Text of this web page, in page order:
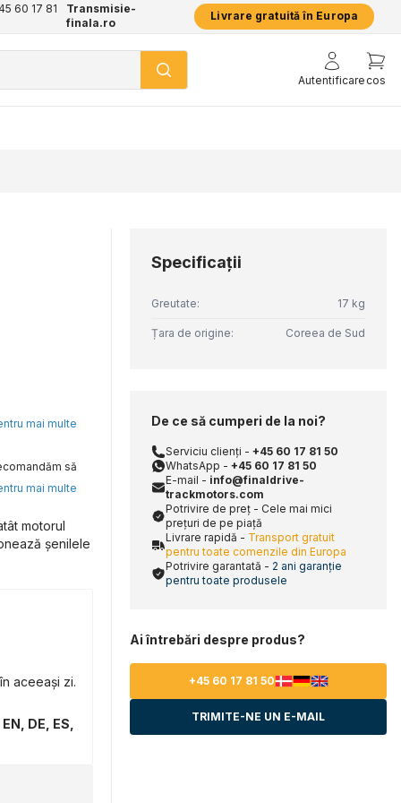
60 17 81
Transmisie-
finala.ro
Livrare gratuită în Europa
Autentificare cos
mai multe
să
mai multe
motorul
șenilele
aceeași zi.
DE, ES,
Specificaţii
Greutate: 17 kg
Țara de origine: Coreea de Sud
De ce să cumperi de la noi?
Serviciu clienți - +45 60 17 81 50
WhatsApp - +45 60 17 81 50
E-mail - info@finaldrive-
trackmotors.com
Potrivire de preț - Cele mai mici
prețuri de pe piață
Livrare rapidă - Transport gratuit
pentru toate comenzile din Europa
Potrivire garantată - 2 ani garanție
pentru toate produsele
Ai întrebări despre produs?
+45 60 17 81 50
TRIMITE-NE UN E-MAIL